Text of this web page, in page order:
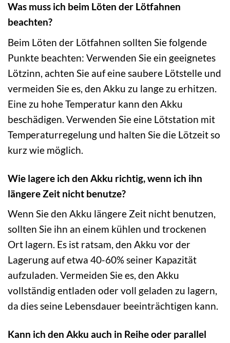
Was muss ich beim Löten der Lötfahnen
beachten?
Beim Löten der Lötfahnen sollten Sie folgende
Punkte beachten: Verwenden Sie ein geeignetes
Lötzinn, achten Sie auf eine saubere Lötstelle und
vermeiden Sie es, den Akku zu lange zu erhitzen.
Eine zu hohe Temperatur kann den Akku
beschädigen. Verwenden Sie eine Lötstation mit
Temperaturregelung und halten Sie die Lötzeit so
kurz wie möglich.
Wie lagere ich den Akku richtig, wenn ich ihn
längere Zeit nicht benutze?
Wenn Sie den Akku längere Zeit nicht benutzen,
sollten Sie ihn an einem kühlen und trockenen
Ort lagern. Es ist ratsam, den Akku vor der
Lagerung auf etwa 40-60% seiner Kapazität
aufzuladen. Vermeiden Sie es, den Akku
vollständig entladen oder voll geladen zu lagern,
da dies seine Lebensdauer beeinträchtigen kann.
Kann ich den Akku auch in Reihe oder parallel